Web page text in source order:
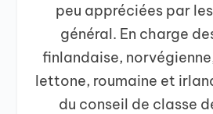
peu appréciées par
général. En charge
finlandaise,
lettone, roumaine et
du conseil de classe